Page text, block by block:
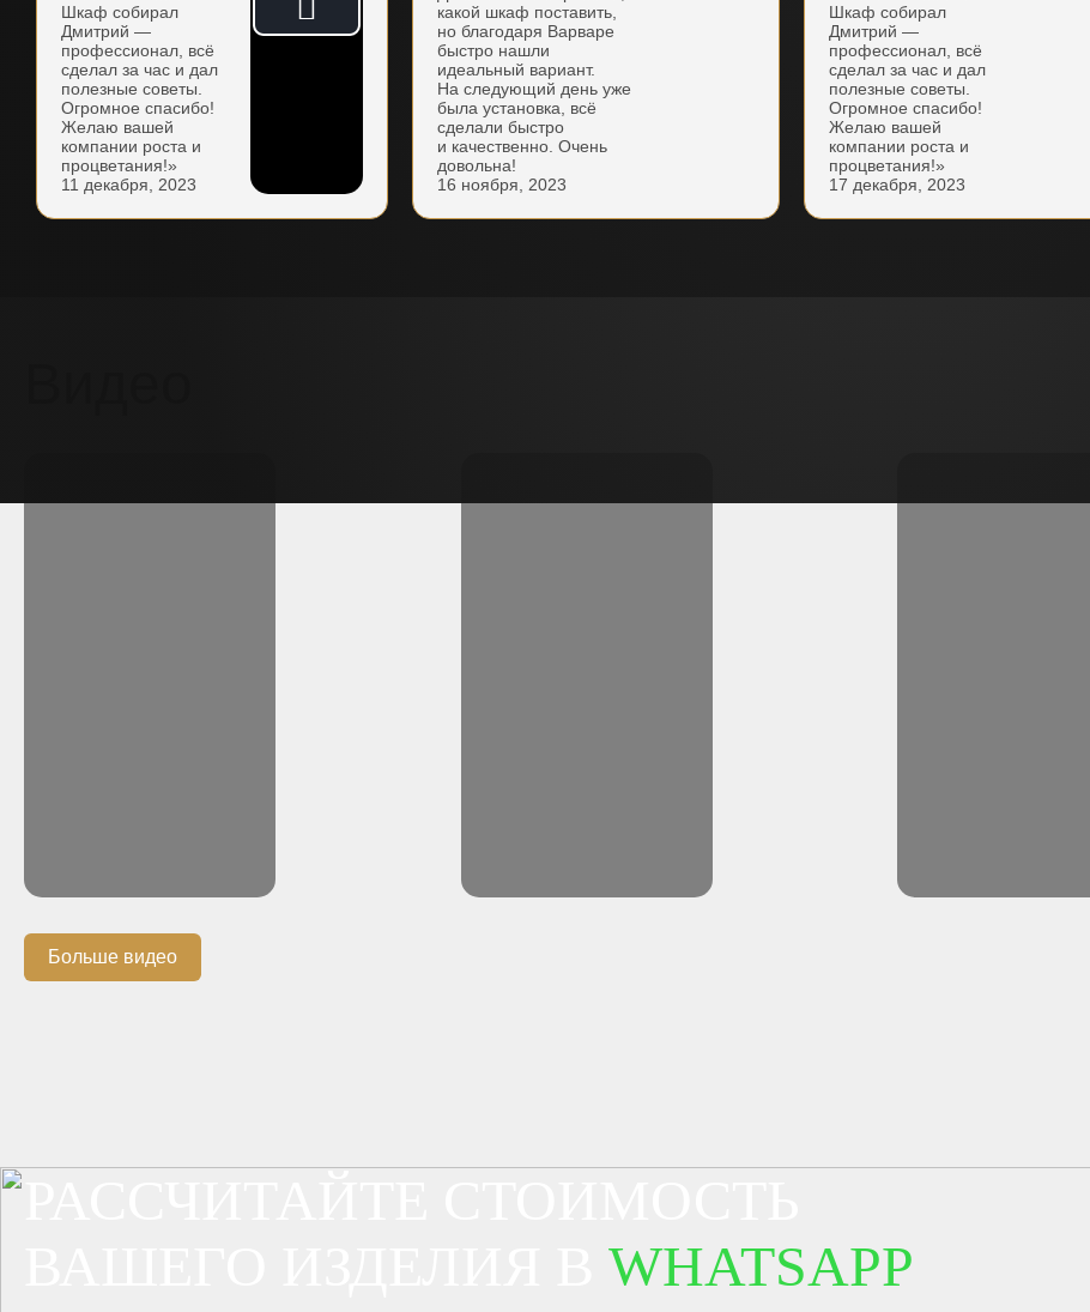
Шкаф собирал
Дмитрий —
профессионал, всё
сделал за час и дал
полезные советы.
Огромное спасибо!
Желаю вашей
компании роста и
процветания!»
11 декабря, 2023
какой шкаф поставить,
но благодаря Варваре
быстро нашли
идеальный вариант.
На следующий день уже
была установка, всё
сделали быстро
и качественно. Очень
довольна!
16 ноября, 2023
Шкаф собирал
Дмитрий —
профессионал, всё
сделал за час и дал
полезные советы.
Огромное спасибо!
Желаю вашей
компании роста и
процветания!»
17 декабря, 2023
Больше видео
WHATSAPP